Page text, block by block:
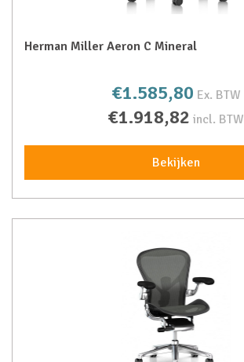
Herman Miller Aeron C Mineral
€1.585,80 Ex. BTW
€1.918,82 incl. BTW
Bekijken